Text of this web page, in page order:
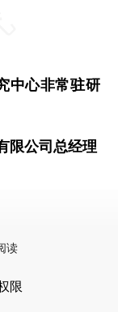
中心非常驻研
限公司总经理
读
限